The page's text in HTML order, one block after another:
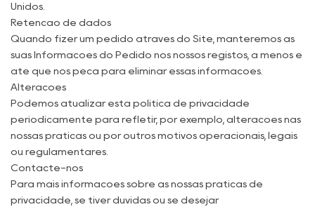
Unidos.
Retenção de dados
Quando fizer um pedido através do Site, manteremos as
suas Informações do Pedido nos nossos registos, a menos e
até que nos peça para eliminar essas informações.
Alterações
Podemos atualizar esta política de privacidade
periodicamente para refletir, por exemplo, alterações nas
nossas práticas ou por outros motivos operacionais, legais
ou regulamentares.
Contacte-nos
Para mais informações sobre as nossas práticas de
privacidade, se tiver dúvidas ou se desejar